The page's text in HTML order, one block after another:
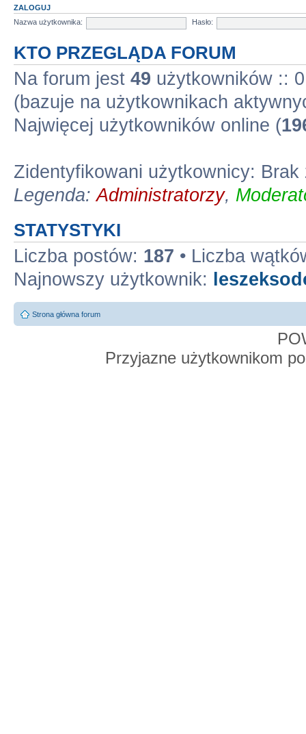
ZALOGUJ
Nazwa użytkownika:
Hasło:
KTO PRZEGLĄDA FORUM
Na forum jest 49 użytkowników ::
(bazuje na użytkownikach
Najwięcej użytkowników online (
Zidentyfikowani użytkownicy:
Legenda:Administratorzy,
STATYSTYKI
Liczba postów: 187 • Liczba
Najnowszy użytkownik:
Strona główna forum
Przyjazne użytkownikom